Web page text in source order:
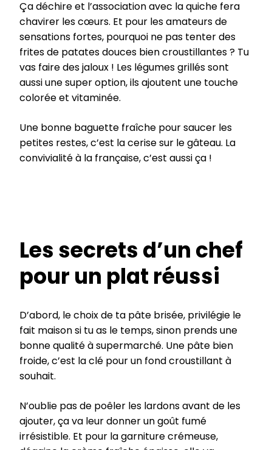
Ça déchire et l’association avec la quiche fera
chavirer les cœurs. Et pour les amateurs de
sensations fortes, pourquoi ne pas tenter des
frites de patates douces bien croustillantes ? Tu
vas faire des jaloux ! Les légumes grillés sont
aussi une super option, ils ajoutent une touche
colorée et vitaminée.
Une bonne baguette fraîche pour saucer les
petites restes, c’est la cerise sur le gâteau. La
convivialité à la française, c’est aussi ça !
Les secrets d’un chef
pour un plat réussi
D’abord, le choix de ta pâte brisée, privilégie le
fait maison si tu as le temps, sinon prends une
bonne qualité à supermarché. Une pâte bien
froide, c’est la clé pour un fond croustillant à
souhait.
N’oublie pas de poêler les lardons avant de les
ajouter, ça va leur donner un goût fumé
irrésistible. Et pour la garniture crémeuse,